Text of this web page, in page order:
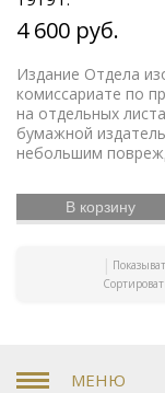
4 600 руб.
Издание Отдела
комиссариате по
на отдельных
бумажной
небольшим
В корзину